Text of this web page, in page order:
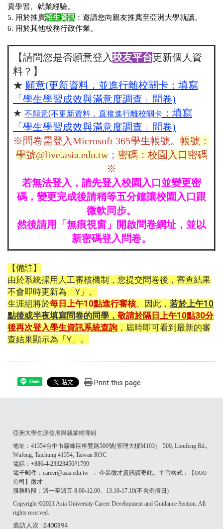
貴學習、就業經驗。
5. 用於推廣招生資訊 ：邀請您向親友推薦至亞洲大學就讀。
6. 用於其他校務行政作業。
【請問您是否願意登入校友平台更新個人資
料？】
★ 願意(更新資料，並進行離校關卡：填寫
「學生學習成效與滿意度調查」問卷)
★ 不願意(不更新資料，直接進行離校關卡 ：填寫
「學生學習成效與滿意度調查」問卷)
※問卷需登入Microsoft 365學生帳號。 帳號：
學號@live.asia.edu.tw； 密碼：校園入口密碼
※
若無法登入，請先登入校園入口並變更密
碼，變更完成後請稍等五分鐘讓校園入口跟
微軟同步。
然後請用「無痕視窗」開啟問卷網址，並以
新密碼登入問卷。
【備註】
由於系統採用人工審核機制，您提交問卷後，審查結果
不會即時更新為「Y」。
生涯組將於每日上午10點進行審核。因此， 若於上午10
點後或半夜填寫問卷的同學， 敬請於隔日上午10點30分
後再次登入學生資訊系統查詢 ，屆時即可看到最新的審
查結果顯示為「Y」。
Share Print this page
亞洲大學生涯發展與就業輔導組
地址：41354台中市霧峰區柳豐路500號(管理大樓M103) 500, Lioufeng Rd.,
Wufeng, Taichung 41354, Taiwan ROC
電話：+886-4-23323456#1799
電子郵件：career@asia.edu.tw ←企業徵才資訊請寄此。主旨格式：【OOO
公司】徵才
服務時段：週一至週五 8:00-12:00、13:10-17:10(不含例假日)
Copyright ©2021 Asia University Career Development and Guidance Section. All
rights reserved.
造訪人次 : 2400394